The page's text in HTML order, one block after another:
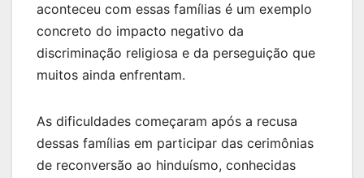
aconteceu com essas famílias é um exemplo
concreto do impacto negativo da
discriminação religiosa e da perseguição que
muitos ainda enfrentam.
As dificuldades começaram após a recusa
dessas famílias em participar das cerimônias
de reconversão ao hinduísmo, conhecidas